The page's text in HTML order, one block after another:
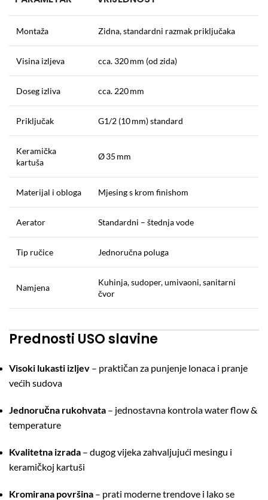
Montaža Zidna, standardni razmak priključaka
Visina izljeva cca. 320 mm (od zida)
Doseg izliva cca. 220 mm
Priključak G1/2 (10 mm) standard
Keramička
kartuša
Ø 35 mm
Materijal i obloga Mjesing s krom finishom
Aerator Standardni – štednja vode
Tip ručice Jednoručna poluga
Namjena
Kuhinja, sudoper, umivaoni, sanitarni
čvor
Prednosti USO slavine
Visoki lukasti izljev – praktičan za punjenje lonaca i pranje
većih sudova
Jednoručna rukohvata – jednostavna kontrola water flow &
temperature
Kvalitetna izrada – dugog vijeka zahvaljujući mesingu i
keramičkoj kartuši
Kromirana površina – prati moderne trendove i lako se